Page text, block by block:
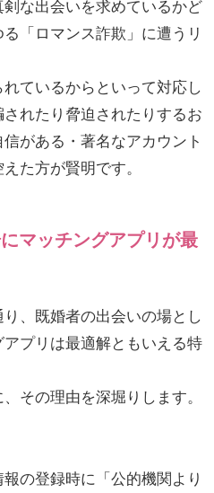
な出会いを求めているかど
「ロマンス詐欺」に遭うリ
ているからといって対応し
れたり脅迫されたりするお
がある・著名なアカウント
た方が賢明です。
マッチングアプリが最
、既婚者の出会いの場とし
プリは最適解ともいえる特
その理由を深堀りします。
の登録時に「公的機関より